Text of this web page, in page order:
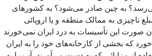
به چین صادر می‌شود؟ به کشورهای
ناچیزی به ممالک منطقه و یا اروپائی
صورت این تأسیسات به درد ایران نمی‌خورند
که بخشی از کارخانه‌های خود را به ایران